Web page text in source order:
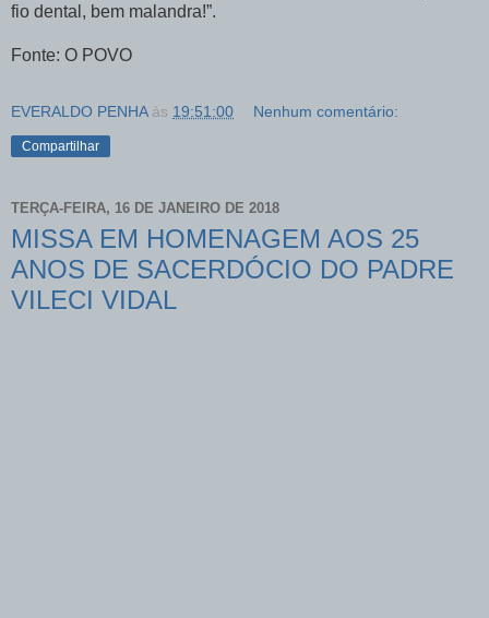
fio dental, bem malandra!”.
Fonte: O POVO
EVERALDO PENHA às 19:51:00 Nenhum comentário:
Compartilhar
TERÇA-FEIRA, 16 DE JANEIRO DE 2018
MISSA EM HOMENAGEM AOS 25
ANOS DE SACERDÓCIO DO PADRE
VILECI VIDAL